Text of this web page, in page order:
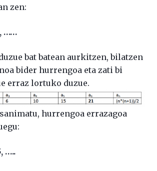
zen:
……
bat batean aurkitzen, bilatzen
bider hurrengoa eta zati bi
erraz lortuko duzue.
hurrengoa errazagoa
…..